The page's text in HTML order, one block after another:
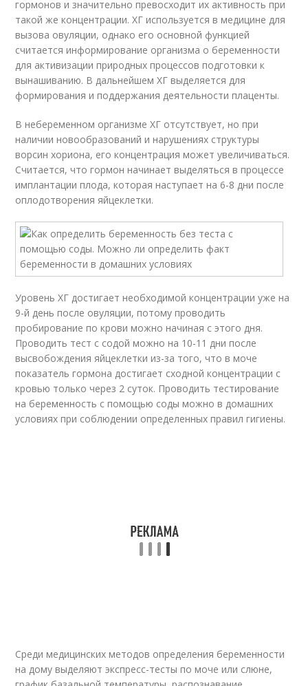
гормонов и значительно превосходит их активность при
такой же концентрации. ХГ используется в медицине для
вызова овуляции, однако его основной функцией
считается информирование организма о беременности
для активизации природных процессов подготовки к
вынашиванию. В дальнейшем ХГ выделяется для
формирования и поддержания деятельности плаценты.
В небеременном организме ХГ отсутствует, но при
наличии новообразований и нарушениях структуры
ворсин хориона, его концентрация может увеличиваться.
Считается, что гормон начинает выделяться в процессе
имплантации плода, которая наступает на 6-8 дни после
оплодотворения яйцеклетки.
Уровень ХГ достигает необходимой концентрации уже на
9-й день после овуляции, потому проводить
пробирование по крови можно начиная с этого дня.
Проводить тест с содой можно на 10-11 дни после
высвобождения яйцеклетки из-за того, что в моче
показатель гормона достигает сходной концентрации с
кровью только через 2 суток. Проводить тестирование
на беременность с помощью соды можно в домашних
условиях при соблюдении определенных правил гигиены.
Среди медицинских методов определения беременности
на дому выделяют экспресс-тесты по моче или слюне,